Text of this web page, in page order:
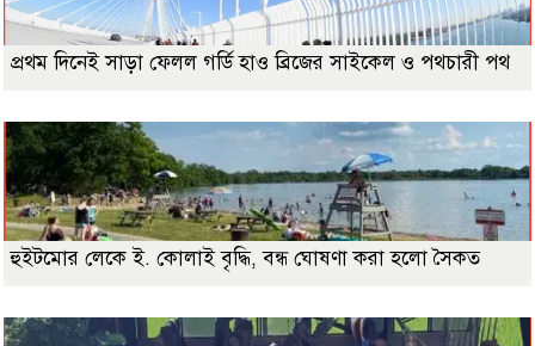
প্রথম দিনেই সাড়া ফেলল গর্ডি হাও ব্রিজের সাইকেল ও পথচারী পথ
হুইটমোর লেকে ই. কোলাই বৃদ্ধি, বন্ধ ঘোষণা করা হলো সৈকত